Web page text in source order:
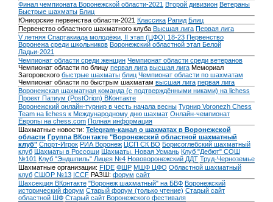
Финал чемпионата Воронежской области-2021 Второй дивизион Ветераны
Быстрые шахматы Блиц
Юниорские первенства области-2021 Классика Рапид Блиц
Первенство областного шахматного клуба Высшая лига Первая лига
V летняя Спартакиада молодёжи, II этап (ЦФО) 18-23 Первенство
Воронежа среди школьников Воронежский областной этап Белой
Ладьи-2021
Чемпионат области среди женщин Чемпионат области среди ветеранов
Чемпионат области по блицу первая лига высшая лига Мемориал
Загоровского быстрые шахматы блиц Чемпионат области по шахматам
Чемпионат области по быстрым шахматам высшая лига первая лига
Воронежская шахматная команда (с подтверждёнными никами) на lichess
Проект Патиум (PostOrion) ВКонтакте
Воронежский онлайн-турнир в честь начала весны Турнир Voronezh Chess
Team на lichess к Международному дню шахмат Онлайн-чемпионат
Европы на chess.com Полная информация
Шахматные новости: Telegram-канал о шахматах в Воронежской
области Группа ВКонтакте "Воронежский областной шахматный
клуб" Спорт-Игрок РИА Воронеж ЦСП СК ВО Борисоглебский шахматный
клуб Шахматы в Россоши Шахматы. Новая Усмань Клуб "Дебют" СОШ
№101 Клуб "Эндшпиль" Лицея №4 Нововоронежский ДДТ Труд-Черноземье
Шахматные организации: FIDE ФШР МШФ ЦФО Областной шахматный
клуб СШОР №13 ICCF РАЗШ: форум сайт
Шахсекция ВКонтакте "Воронеж шахматный" на БВФ Воронежский
исторический форум Cтарый форум (только чтение) Старый сайт
областной ШФ Старый сайт Воронежского фестиваля